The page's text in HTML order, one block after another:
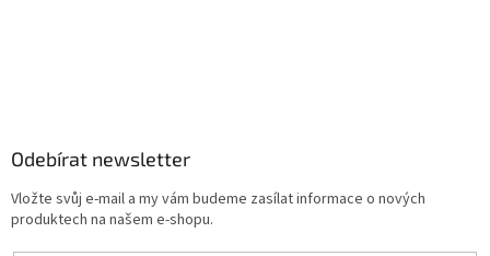
Odebírat newsletter
Vložte svůj e-mail a my vám budeme zasílat informace o nových
produktech na našem e-shopu.